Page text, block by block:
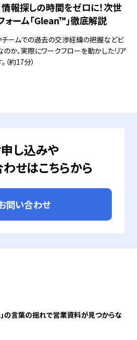
情報探しの時間をゼロに！次世
ーム「Glean™」徹底解説
ームでの過去の交渉経緯の把握などビ
か、実際にワークフローを動かしたリア
約17分）
し込みや
せはこちらから
問い合わせ
」の言葉の揺れで営業資料が見つからな